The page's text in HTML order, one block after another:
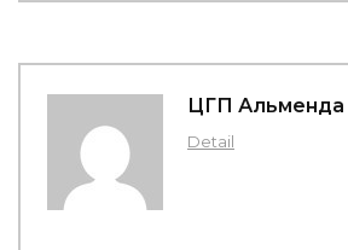
ЦГП Альменда
Detail